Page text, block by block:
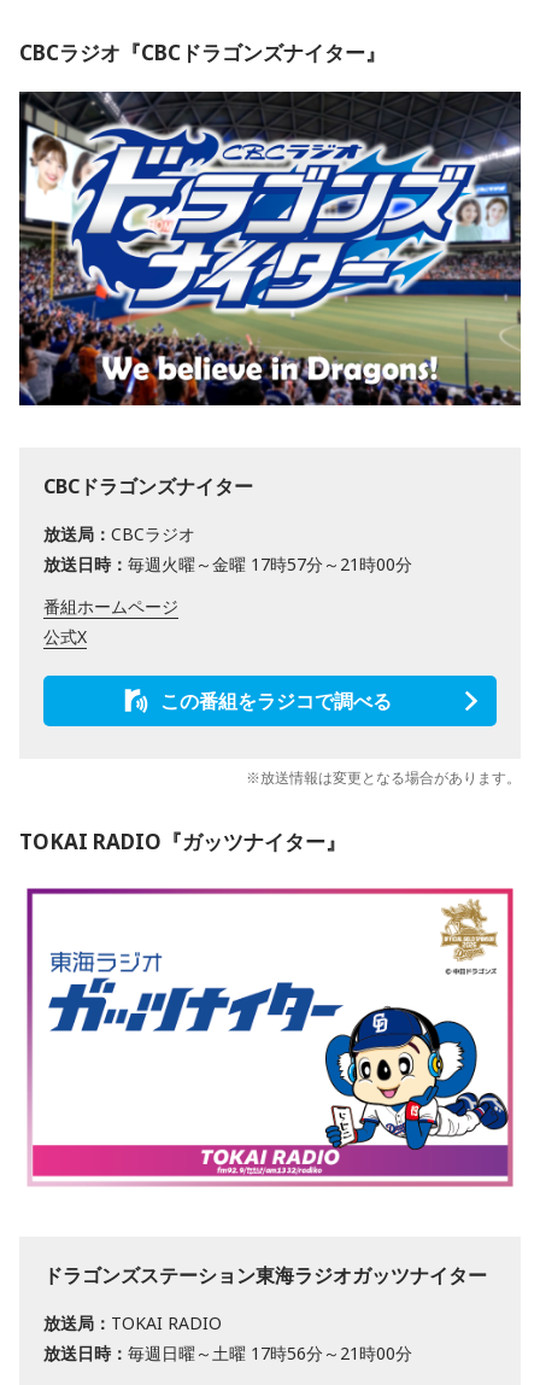
CBCラジオ『CBCドラゴンズナイター』
CBCドラゴンズナイター
放送局： CBCラジオ
放送日時： 毎週火曜～金曜 17時57分～21時00分
番組ホームページ
公式X
この番組をラジコで調べる
※放送情報は変更となる場合があります。
TOKAI RADIO『ガッツナイター』
ドラゴンズステーション東海ラジオガッツナイター
放送局： TOKAI RADIO
放送日時： 毎週日曜～土曜 17時56分～21時00分